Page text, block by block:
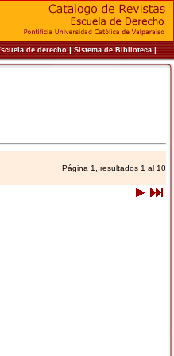
de derecho|Sistema de Biblioteca|
Página 1, resultados 1 al 10